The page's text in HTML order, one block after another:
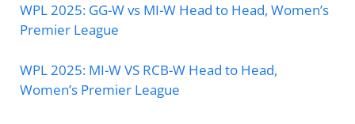
WPL 2025: GG-W vs MI-W Head to Head, Women’s
Premier League
WPL 2025: MI-W VS RCB-W Head to Head,
Women’s Premier League